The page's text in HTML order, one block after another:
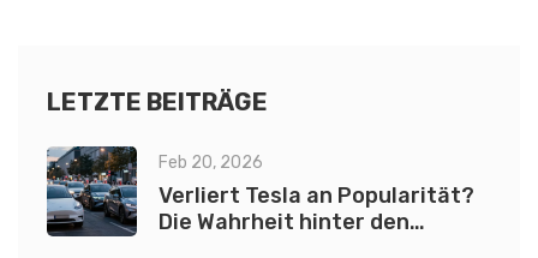
LETZTE BEITRÄGE
Feb 20, 2026
Verliert Tesla an Popularität?
Die Wahrheit hinter den